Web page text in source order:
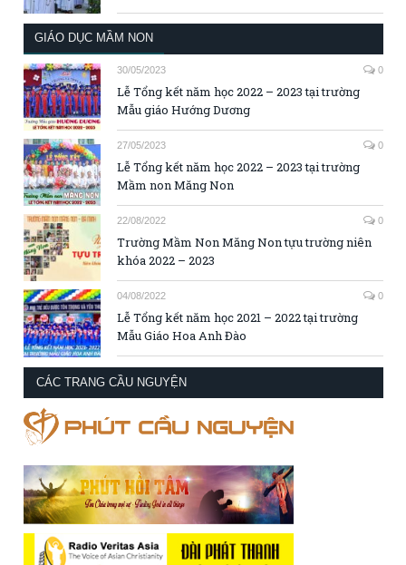
GIÁO DỤC MẦM NON
30/05/2023 0
Lễ Tổng kết năm học 2022 – 2023 tại trường
Mẫu giáo Hướng Dương
27/05/2023 0
Lễ Tổng kết năm học 2022 – 2023 tại trường
Mầm non Măng Non
22/08/2022 0
Trường Mầm Non Măng Non tựu trường niên
khóa 2022 – 2023
04/08/2022 0
Lễ Tổng kết năm học 2021 – 2022 tại trường
Mẫu Giáo Hoa Anh Đào
CÁC TRANG CẦU NGUYỆN